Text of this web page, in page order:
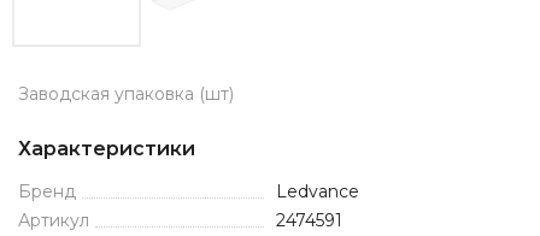
Заводская упаковка (шт)
Характеристики
Бренд
Ledvance
Артикул
2474591